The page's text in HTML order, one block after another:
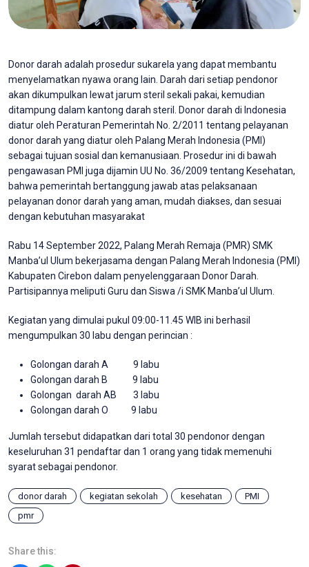
Donor darah adalah prosedur sukarela yang dapat membantu
menyelamatkan nyawa orang lain. Darah dari setiap pendonor
akan dikumpulkan lewat jarum steril sekali pakai, kemudian
ditampung dalam kantong darah steril. Donor darah di Indonesia
diatur oleh Peraturan Pemerintah No. 2/2011 tentang pelayanan
donor darah yang diatur oleh Palang Merah Indonesia (PMI)
sebagai tujuan sosial dan kemanusiaan. Prosedur ini di bawah
pengawasan PMI juga dijamin UU No. 36/2009 tentang Kesehatan,
bahwa pemerintah bertanggung jawab atas pelaksanaan
pelayanan donor darah yang aman, mudah diakses, dan sesuai
dengan kebutuhan masyarakat
Rabu 14 September 2022, Palang Merah Remaja (PMR) SMK
Manba’ul Ulum bekerjasama dengan Palang Merah Indonesia (PMI)
Kabupaten Cirebon dalam penyelenggaraan Donor Darah.
Partisipannya meliputi Guru dan Siswa /i SMK Manba’ul Ulum.
Kegiatan yang dimulai pukul 09:00-11.45 WIB ini berhasil
mengumpulkan 30 labu dengan perincian :
Golongan darah A 9 labu
Golongan darah B 9 labu
Golongan darah AB 3 labu
Golongan darah O 9 labu
Jumlah tersebut didapatkan dari total 30 pendonor dengan
keseluruhan 31 pendaftar dan 1 orang yang tidak memenuhi
syarat sebagai pendonor.
donor darah kegiatan sekolah kesehatan
PMI
pmr
Share this: